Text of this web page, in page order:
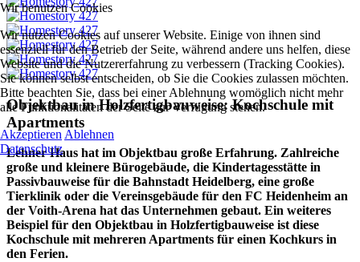
Objektbau in Holzfertigbauweise: Kochschule mit
Apartments
Lehner Haus hat im Objektbau große Erfahrung. Zahlreiche
große und kleinere Bürogebäude, die Kindertagesstätte in
Passivbauweise für die Bahnstadt Heidelberg, eine große
Tierklinik oder die Vereinsgebäude für den FC Heidenheim an
der Voith-Arena hat das Unternehmen gebaut. Ein weiteres
Beispiel für den Objektbau in Holzfertigbauweise ist diese
Kochschule mit mehreren Apartments für einen Kochkurs in
den Ferien.
Wir benutzen Cookies
Wir nutzen Cookies auf unserer Website. Einige von ihnen sind
essenziell für den Betrieb der Seite, während andere uns helfen, diese
Website und die Nutzererfahrung zu verbessern (Tracking Cookies).
Sie können selbst entscheiden, ob Sie die Cookies zulassen möchten.
Bitte beachten Sie, dass bei einer Ablehnung womöglich nicht mehr
alle Funktionalitäten der Seite zur Verfügung stehen.
Akzeptieren Ablehnen
Datenschutz